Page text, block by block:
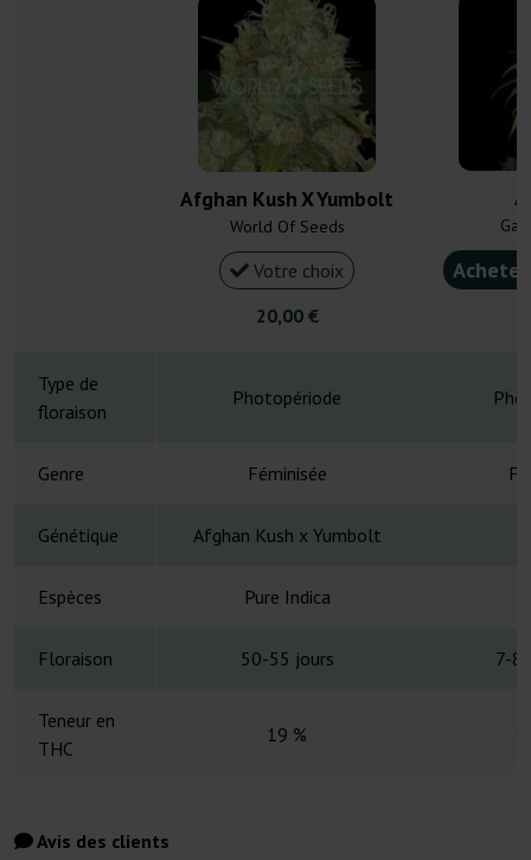
Afghan Kush X Yumbolt
World Of Seeds
Votre choix
20,00 €
Type de
floraison
Photopériode
Genre Féminisée
Génétique Afghan Kush x Yumbolt
Espèces Pure Indica
Floraison 50-55 jours 7-8
Teneur en
THC
19 %
Avis des clients